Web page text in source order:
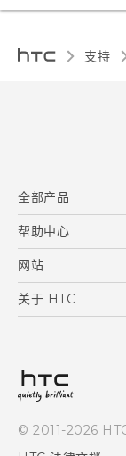
支持
全部产品
区块链智能手机
VIVE
帮助中心
在线客服
支援与服务
产品保固说明
网站
HTC Dev
关于 HTC
投资人
产品安全
© 2011-2026